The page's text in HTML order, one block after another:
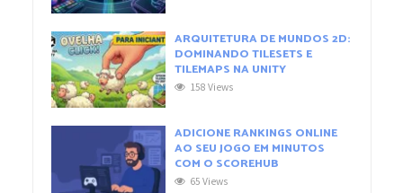
ARQUITETURA DE MUNDOS 2D:
DOMINANDO TILESETS E
TILEMAPS NA UNITY
158 Views
ADICIONE RANKINGS ONLINE
AO SEU JOGO EM MINUTOS
COM O SCOREHUB
65 Views